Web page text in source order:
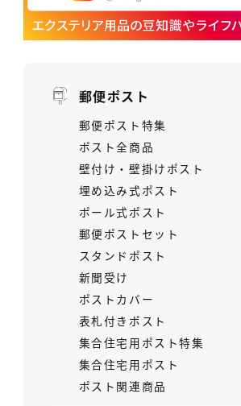
郵便ポスト
郵便ポスト特集
ポスト全商品
壁付け・壁掛けポスト
埋め込み式ポスト
ポール式ポスト
郵便ポストセット
スタンドポスト
新聞受け
ポストカバー
表札付きポスト
集合住宅用ポスト特集
集合住宅用ポスト
ポスト関連商品